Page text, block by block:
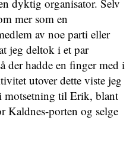
dyktig organisator. Selv
mer som en
av noe parti eller
jeg deltok i et par
der hadde en finger med i
utover dette viste jeg
motsetning til Erik, blant
Kaldnes-porten og selge